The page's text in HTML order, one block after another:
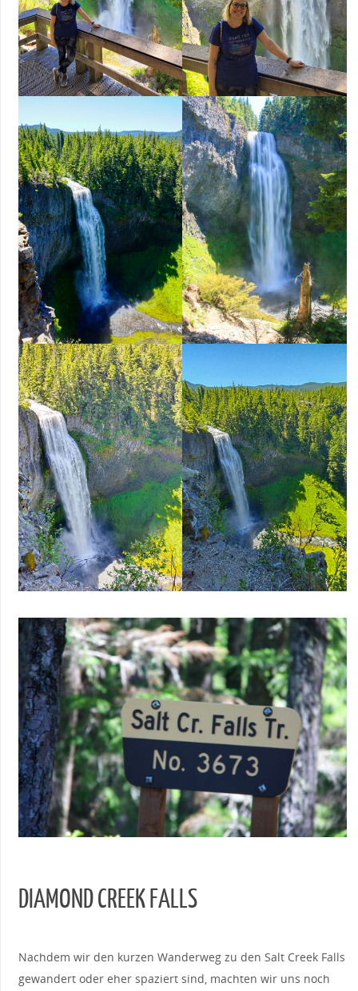
DIAMOND CREEK FALLS
Nachdem wir den kurzen Wanderweg zu den Salt Creek Falls
gewandert oder eher spaziert sind, machten wir uns noch